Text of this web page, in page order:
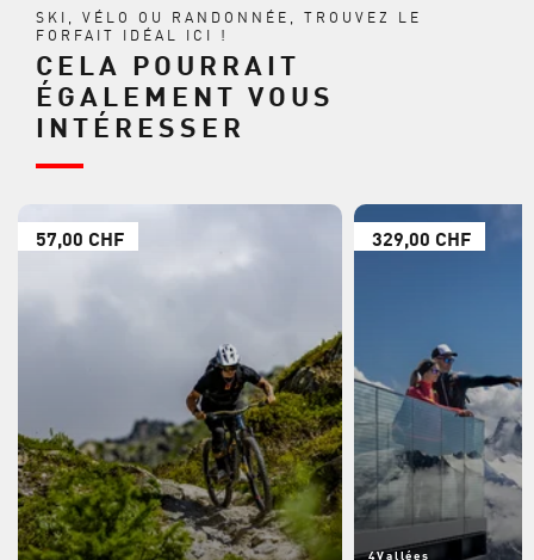
SKI, VÉLO OU RANDONNÉE, TROUVEZ LE
FORFAIT IDÉAL ICI !
CELA POURRAIT
ÉGALEMENT VOUS
INTÉRESSER
57,00 CHF 329,00 CHF
4Vallées